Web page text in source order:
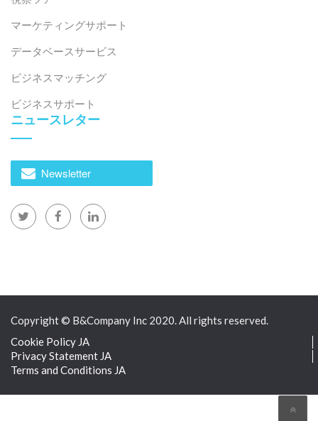
マーケティングサポート
データベースサービス
ビジネスマッチング
ビジネスサポート
ニュースレター
Newsletter
Copyright © B&Company Inc 2020. All rights reserved.
Cookie Policy JA
Privacy Statement JA
Terms and Conditions JA